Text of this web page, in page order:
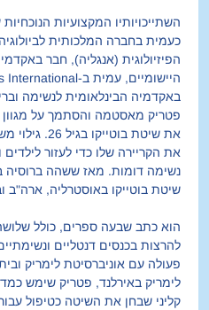
השתייכויותיו המקצועיות
כעמית בחברה המלכותית
הפיזיולוגית (אנגליה), חבר
באקדמיה הבינלאומית לנשימה
פטריק מאסטמה והסתמך על
את שיטת
את הקריירה שלו כדי לעזור
שיטת בוטייקו באוסטרליה, ארה"ב
להרצות בכנסים דנטליים
פעולה עם אוניברסיטת לימריק
לימריק באירלנד, פטריק שימש
קליני שבחן את השיטה כטיפול